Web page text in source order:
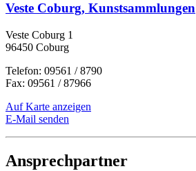
Veste Coburg, Kunstsammlungen
Veste Coburg 1
96450 Coburg
Telefon: 09561 / 8790
Fax: 09561 / 87966
Auf Karte anzeigen
E-Mail senden
Ansprechpartner